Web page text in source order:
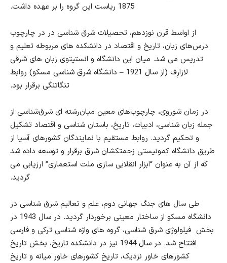
1875 ریاست این گروه را بر عهده داشت.
از اواسط قرن نوزدهم، تحصیلات شرق شناسی در در چارچوب
درس‌های زبان، تاریخ و اقتصاد در دانشکده های مربوطه تعلیم و
تدریس می شد. میان این دانشگاه و انستیتوی زبان های شرقی
لازارِف (از سال 1921 – دانشگاه شرق شناسی مسکو) روابط
تنگاتنگی برقرار بود.
در زمان شوروی، چارچوبهای معین میان‌رشته ای شرق‌شناسی از
جمله زبان شناسی، ادبیات، تاریخ، باستان شناسی و اقتصاد تشکیل
و تحکیم گردید. روابط مستقیم با نمایندگان کشورهای آسیا از
طریق دانشگاه کمونیستی زحمتکشان شرق برقرار و توسعه داده شد
که از آن به عنوان “ابزار انقلابی سازی ملت استعماری” ارزیابی می
گردید.
طی سال های جنگ جهانی دوم، علم و تعالیم شرق شناسی در
دانشگاه مسکو از ساختار معینی برخوردار گردید. در سال 1943 در
بخش فیلولوژی شرق شناسی، گروه های واژه شناسی ترکی و فارسی
افتتاح شد. در سال 1944 نیز در دانشکده تاریخ، بخش تاریخ
کشورهای خاور نزدیک، تاریخ کشورهای خاور میانه و تاریخ